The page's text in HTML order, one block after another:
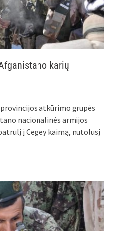
karių
atkūrimo grupės
nacionalinės armijos
į Cegey kaimą, nutolusį